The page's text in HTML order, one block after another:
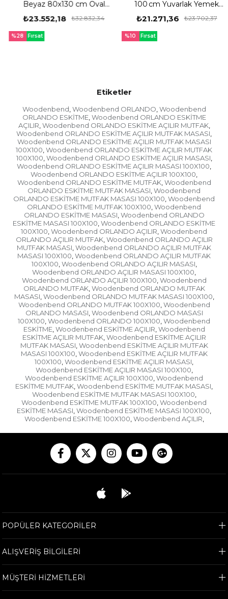
Beyaz 80x130 cm Oval
Yemek Masası – Bohem &
İskandinav Tarz
₺23.552,18 ₺32.832,34
%28
Fırsat
100 cm Yuvarlak Yemek
Masası – Bohem & İskandinav
Tarz
₺21.271,36 ₺23.702,37
%10
Fırsat
Etiketler
Woodenbend Woodenbend ORLANDO Woodenbend
ORLANDO ESKİTME, Woodenbend ORLANDO ESKİTME
AÇILIR Woodenbend ORLANDO ESKİTME AÇILIR MUTFAK,
Woodenbend ORLANDO ESKİTME AÇILIR MUTFAK MASASI
Woodenbend ORLANDO ESKİTME AÇILIR MUTFAK MASASI
100X100 Woodenbend ORLANDO ESKİTME AÇILIR MUTFAK
100X100 Woodenbend ORLANDO ESKİTME AÇILIR MASASI
Woodenbend ORLANDO ESKİTME AÇILIR MASASI 100X100
Woodenbend ORLANDO ESKİTME AÇILIR 100X100
Woodenbend ORLANDO ESKİTME MUTFAK, Woodenbend
ORLANDO ESKİTME MUTFAK MASASI Woodenbend
ORLANDO ESKİTME MUTFAK MASASI 100X100 Woodenbend
ORLANDO ESKİTME MUTFAK 100X100 Woodenbend
ORLANDO ESKİTME MASASI Woodenbend ORLANDO
ESKİTME MASASI 100X100 Woodenbend ORLANDO ESKİTME
100X100 Woodenbend ORLANDO AÇILIR Woodenbend
ORLANDO AÇILIR MUTFAK, Woodenbend ORLANDO AÇILIR
MUTFAK MASASI Woodenbend ORLANDO AÇILIR MUTFAK
MASASI 100X100 Woodenbend ORLANDO AÇILIR MUTFAK
100X100 Woodenbend ORLANDO AÇILIR MASASI
Woodenbend ORLANDO AÇILIR MASASI 100X100
Woodenbend ORLANDO AÇILIR 100X100 Woodenbend
ORLANDO MUTFAK, Woodenbend ORLANDO MUTFAK
MASASI Woodenbend ORLANDO MUTFAK MASASI 100X100
Woodenbend ORLANDO MUTFAK 100X100 Woodenbend
ORLANDO MASASI Woodenbend ORLANDO MASASI
100X100 Woodenbend ORLANDO 100X100 Woodenbend
ESKİTME, Woodenbend ESKİTME AÇILIR Woodenbend
ESKİTME AÇILIR MUTFAK, Woodenbend ESKİTME AÇILIR
MUTFAK MASASI Woodenbend ESKİTME AÇILIR MUTFAK
MASASI 100X100 Woodenbend ESKİTME AÇILIR MUTFAK
100X100 Woodenbend ESKİTME AÇILIR MASASI
Woodenbend ESKİTME AÇILIR MASASI 100X100
Woodenbend ESKİTME AÇILIR 100X100 Woodenbend
ESKİTME MUTFAK Woodenbend ESKİTME MUTFAK MASASI
Woodenbend ESKİTME MUTFAK MASASI 100X100
Woodenbend ESKİTME MUTFAK 100X100 Woodenbend
ESKİTME MASASI Woodenbend ESKİTME MASASI 100X100
Woodenbend ESKİTME 100X100 Woodenbend AÇILIR
POPÜLER KATEGORİLER
ALIŞVERİŞ BİLGİLERİ
MÜŞTERİ HİZMETLERİ